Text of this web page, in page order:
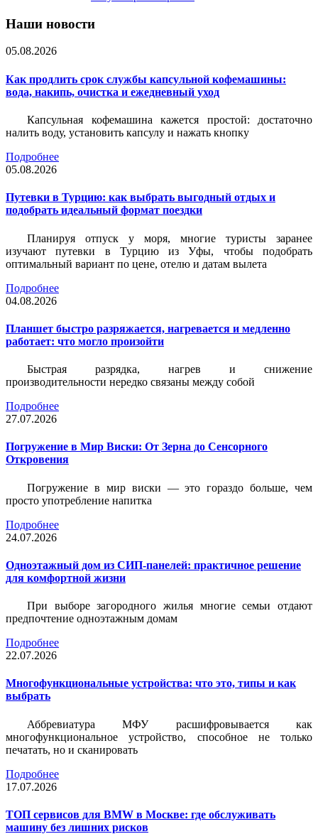
Наши новости
05.08.2026
Как продлить срок службы капсульной кофемашины:
вода, накипь, очистка и ежедневный уход
Капсульная кофемашина кажется простой: достаточно
налить воду, установить капсулу и нажать кнопку
Подробнее
05.08.2026
Путевки в Турцию: как выбрать выгодный отдых и
подобрать идеальный формат поездки
Планируя отпуск у моря, многие туристы заранее
изучают путевки в Турцию из Уфы, чтобы подобрать
оптимальный вариант по цене, отелю и датам вылета
Подробнее
04.08.2026
Планшет быстро разряжается, нагревается и медленно
работает: что могло произойти
Быстрая разрядка, нагрев и снижение
производительности нередко связаны между собой
Подробнее
27.07.2026
Погружение в Мир Виски: От Зерна до Сенсорного
Откровения
Погружение в мир виски — это гораздо больше, чем
просто употребление напитка
Подробнее
24.07.2026
Одноэтажный дом из СИП-панелей: практичное решение
для комфортной жизни
При выборе загородного жилья многие семьи отдают
предпочтение одноэтажным домам
Подробнее
22.07.2026
Многофункциональные устройства: что это, типы и как
выбрать
Аббревиатура МФУ расшифровывается как
многофункциональное устройство, способное не только
печатать, но и сканировать
Подробнее
17.07.2026
ТОП сервисов для BMW в Москве: где обслуживать
машину без лишних рисков